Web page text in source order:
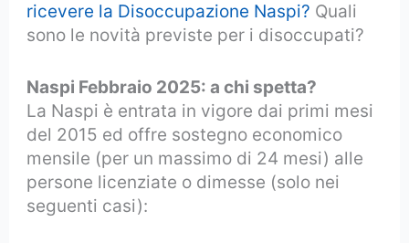
ricevere la Disoccupazione Naspi? Quali
sono le novità previste per i disoccupati?
Naspi Febbraio 2025: a chi spetta?
La Naspi è entrata in vigore dai primi mesi
del 2015 ed offre sostegno economico
mensile (per un massimo di 24 mesi) alle
persone licenziate o dimesse (solo nei
seguenti casi):